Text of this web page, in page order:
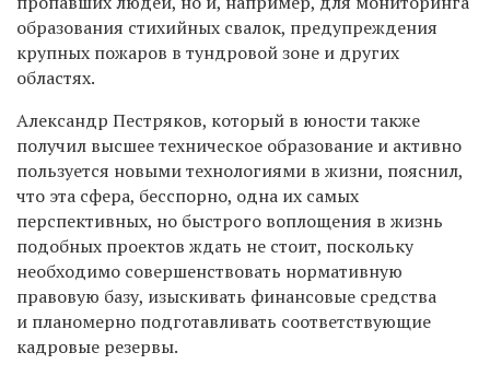
образования стихийных свалок, предупреждения
крупных пожаров в тундровой зоне и других
областях.
Александр Пестряков, который в юности также
получил высшее техническое образование и активно
пользуется новыми технологиями в жизни, пояснил,
что эта сфера, бесспорно, одна их самых
перспективных, но быстрого воплощения в жизнь
подобных проектов ждать не стоит, поскольку
необходимо совершенствовать нормативную
правовую базу, изыскивать финансовые средства
и планомерно подготавливать соответствующие
кадровые резервы.